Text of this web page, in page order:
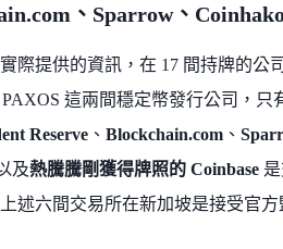
、Sparrow、
際提供的資訊，在 17 間持牌的公
這兩間穩定幣發行公司，只
Reserve 、 Blockchain.com 、
及熱騰騰剛獲得牌照的 Coinbase
述六間交易所在新加坡是接受官方